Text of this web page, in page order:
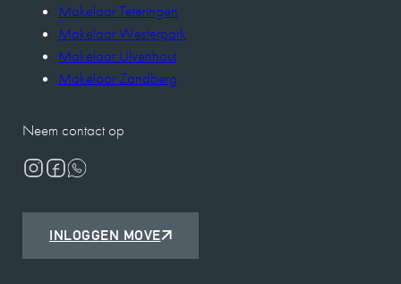
Makelaar Teteringen
Makelaar Westerpark
Makelaar Ulvenhout
Makelaar Zandberg
Neem contact op
INLOGGEN MOVE